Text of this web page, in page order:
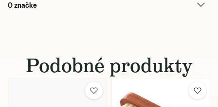
O značke
Podobné produkty